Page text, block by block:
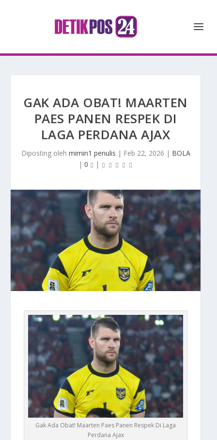
GAK ADA OBAT! MAARTEN
PAES PANEN RESPEK DI
LAGA PERDANA AJAX
Diposting oleh mimin1 penulis | Feb 22, 2026 | BOLA
| 0 |
Gak Ada Obat! Maarten Paes Panen Respek Di Laga
Perdana Ajax